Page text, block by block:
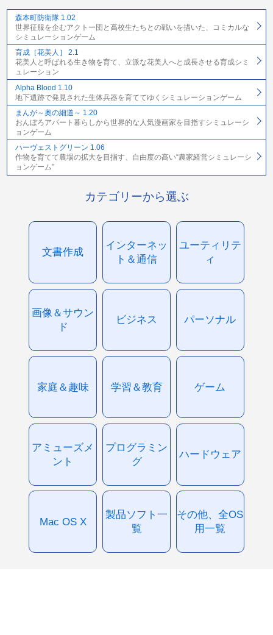
森本町防衛隊 1.02
世界征服を企むアクトー団と高校生たちとの戦いを描いた、コミカルな
シミュレーションゲーム
育成［花美人］ 2.1
花美人と呼ばれる生き物を育て、立派な花美人へと成長させる育成シミ
ュレーション
Alpha Blood 1.10
地下遺跡で発見された生体兵器を育ててゆくシミュレーションゲーム
まんが～奥の細道～ 1.20
おんぼろアパート暮らしから世界的な人気漫画家を目指すシミュレーシ
ョンゲーム
ハーヴェストグリーン 1.06
作物を育てて農場の拡大を目指す、自由度の高い“農家経営シミュレーシ
ョンゲーム”
カテゴリーから選ぶ
文書作成
インターネッ
ト＆通信
ユーティリテ
ィ
画像＆サウン
ド
ビジネス パーソナル
家庭＆趣味 学習＆教育 ゲーム
アミューズメ
ント
プログラミン
グ
ハードウェア
Mac OS X
製品ソフト一
覧
その他、全OS
用一覧